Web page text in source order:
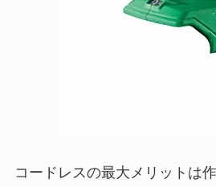
コードレスの最大メリットは